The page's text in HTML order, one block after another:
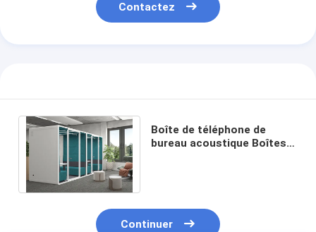
Contactez
Boîte de téléphone de
bureau acoustique Boîtes
Continuer